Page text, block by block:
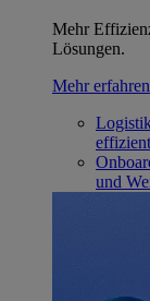
Mehr
Lösungen.
Mehr erfahren
und